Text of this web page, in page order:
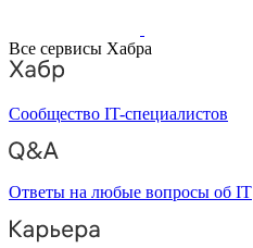
Все сервисы Хабра
Сообщество IT-специалистов
Ответы на любые вопросы об IT